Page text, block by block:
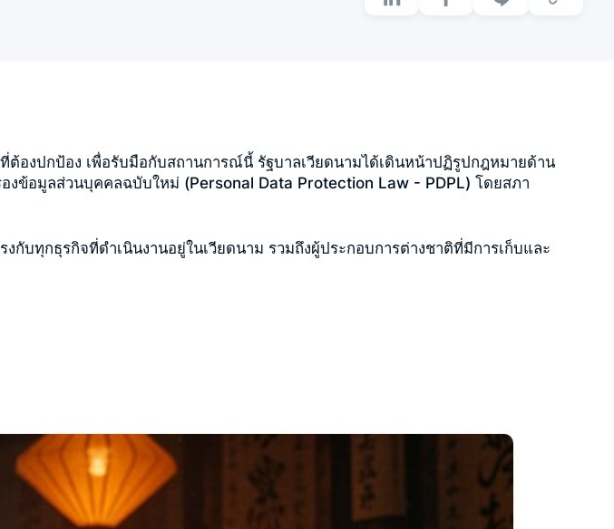
องปกป้อง เพื่อรับมือกับสถานการณ์นี้ รัฐบาลเวียดนามได้เดินหน้าปฏิรูปกฎหมายด้าน
งข้อมูลส่วนบุคคลฉบับใหม่ (Personal Data Protection Law - PDPL) โดยสภา
งกับทุกธุรกิจที่ดำเนินงานอยู่ในเวียดนาม รวมถึงผู้ประกอบการต่างชาติที่มีการเก็บและ